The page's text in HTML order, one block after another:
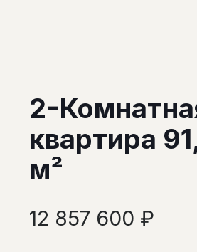
2-
квартира
м²
12 857 600 ₽